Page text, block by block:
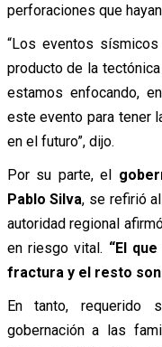
perforaciones que
“Los eventos
producto de la
estamos enfocando,
este evento para tener
en el futuro”, dijo.
Por su parte, el
Pablo Silva, se refirió
autoridad regional
en riesgo vital. “El
fractura y el resto
En tanto, requerido
gobernación a las